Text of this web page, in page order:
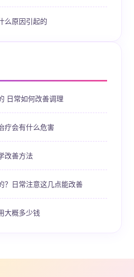
么原因引起的
日常如何改善调理
疗会有什么危害
改善方法
？日常注意这几点能改善
大概多少钱